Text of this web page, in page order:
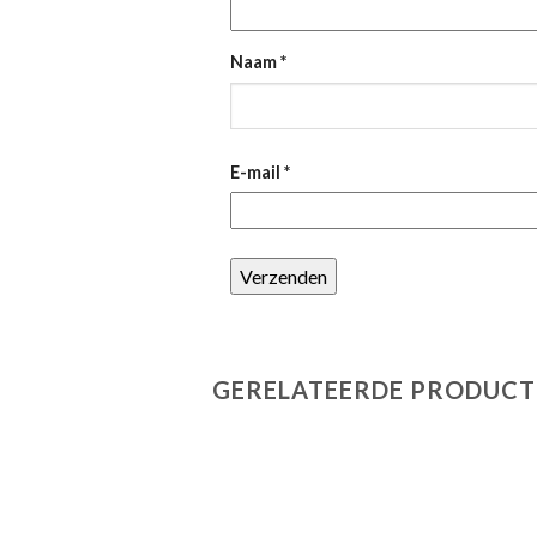
Naam*
E-mail *
GERELATEERDE